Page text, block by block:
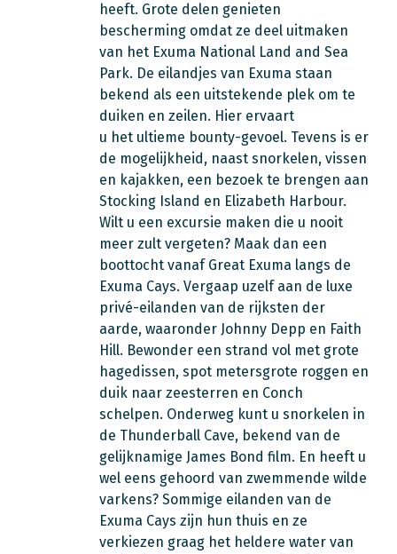
heeft. Grote delen genieten
bescherming omdat ze deel uitmaken
van het Exuma National Land and Sea
Park. De eilandjes van Exuma staan
bekend als een uitstekende plek om te
duiken en zeilen. Hier ervaart
u het ultieme bounty-gevoel. Tevens is er
de mogelijkheid, naast snorkelen, vissen
en kajakken, een bezoek te brengen aan
Stocking Island en Elizabeth Harbour.
Wilt u een excursie maken die u nooit
meer zult vergeten? Maak dan een
boottocht vanaf Great Exuma langs de
Exuma Cays. Vergaap uzelf aan de luxe
privé-eilanden van de rijksten der
aarde, waaronder Johnny Depp en Faith
Hill. Bewonder een strand vol met grote
hagedissen, spot metersgrote roggen en
duik naar zeesterren en Conch
schelpen. Onderweg kunt u snorkelen in
de Thunderball Cave, bekend van de
gelijknamige James Bond film. En heeft u
wel eens gehoord van zwemmende wilde
varkens? Sommige eilanden van de
Exuma Cays zijn hun thuis en ze
verkiezen graag het heldere water van